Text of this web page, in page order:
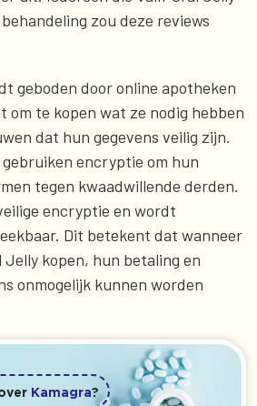
zou deze reviews
geboden door online apotheken
om te kopen wat ze nodig hebben
dat hun gegevens veilig zijn.
encryptie om hun
tegen kwaadwillende derden.
encryptie en wordt
Dit betekent dat wanneer
kopen, hun betaling en
onmogelijk kunnen worden
Kamagra?